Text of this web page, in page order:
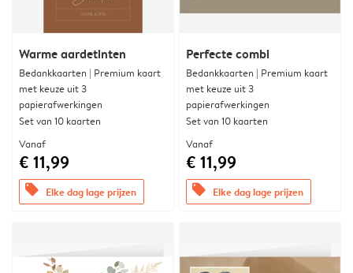
Warme aardetinten
Bedankkaarten | Premium kaart
met keuze uit 3
papierafwerkingen
Set van 10 kaarten
Vanaf
€ 11,99
offers Elke dag lage prijzen
Perfecte combi
Bedankkaarten | Premium kaart
met keuze uit 3
papierafwerkingen
Set van 10 kaarten
Vanaf
€ 11,99
offers Elke dag lage prijzen